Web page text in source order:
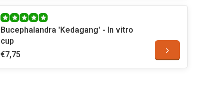
Bucephalandra 'Kedagang' - In vitro
cup
€7,75